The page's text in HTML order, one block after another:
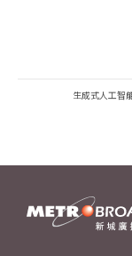
生成式人工智